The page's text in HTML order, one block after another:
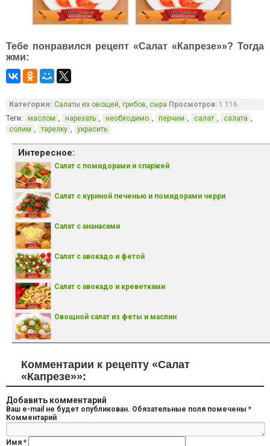
Тебе понравился рецепт «Салат «Капрезе»»? Тогда
жми:
Категория: Салаты из овощей, грибов, сыра Просмотров: 1 116
Теги: маслом , нарезать , необходимо , перчим , салат , салата ,
солим , тарелку , украсить
Интересное:
Салат с помидорами и спаржей
Салат с куриной печенью и помидорами черри
Салат с ананасами
Салат с авокадо и фетой
Салат с авокадо и креветками
Овощной салат из феты и маслин
Комментарии к рецепту «Салат
«Капрезе»»:
Добавить комментарий
Ваш e-mail не будет опубликован. Обязательные поля помечены *
Комментарий
Имя *